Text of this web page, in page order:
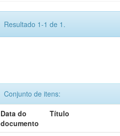
Resultado 1-1 de 1.
Conjunto de itens:
Data do
documento
Título